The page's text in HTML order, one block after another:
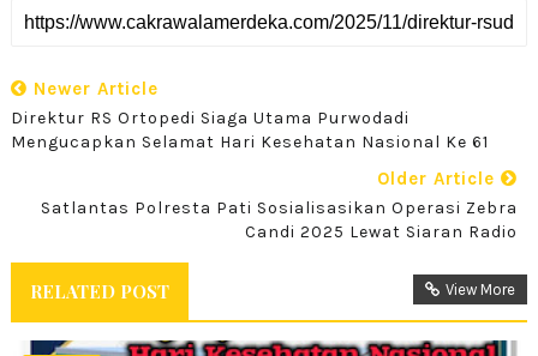
Newer Article
Direktur RS Ortopedi Siaga Utama Purwodadi
Mengucapkan Selamat Hari Kesehatan Nasional Ke 61
Older Article
Satlantas Polresta Pati Sosialisasikan Operasi Zebra
Candi 2025 Lewat Siaran Radio
RELATED POST View More